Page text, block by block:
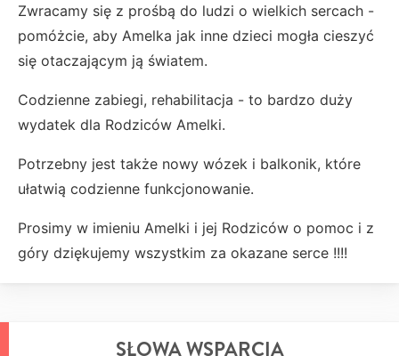
Zwracamy się z prośbą do ludzi o wielkich sercach -
pomóżcie, aby Amelka jak inne dzieci mogła cieszyć
się otaczającym ją światem.
Codzienne zabiegi, rehabilitacja - to bardzo duży
wydatek dla Rodziców Amelki.
Potrzebny jest także nowy wózek i balkonik, które
ułatwią codzienne funkcjonowanie.
Prosimy w imieniu Amelki i jej Rodziców o pomoc i z
góry dziękujemy wszystkim za okazane serce !!!!
SŁOWA WSPARCIA